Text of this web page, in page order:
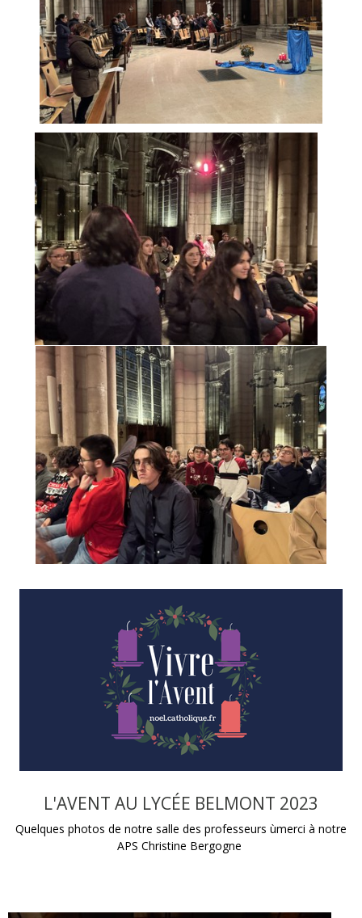
L'AVENT AU LYCÉE BELMONT 2023
Quelques photos de notre salle des professeurs ùmerci à notre
APS Christine Bergogne